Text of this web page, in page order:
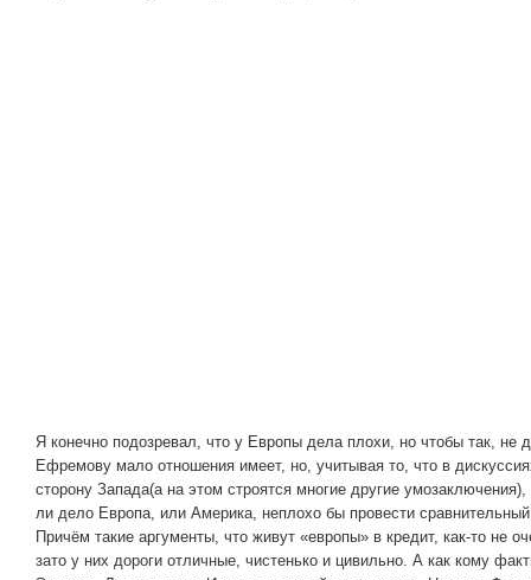
Я конечно подозревал, что у Европы дела плохи, но чтобы так,
Ефремову мало отношения имеет, но, учитывая то, что в
сторону Запада(а на этом строятся многие другие
ли дело Европа, или Америка, неплохо бы провести
Причём такие аргументы, что живут «европы» в кредит, как-то не
зато у них дороги отличные, чистенько и цивильно. А как кому